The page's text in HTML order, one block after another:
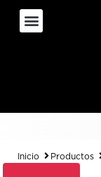
Inicio Productos